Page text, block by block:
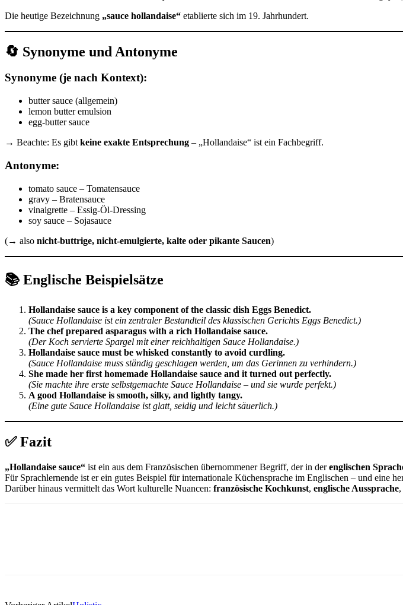
Die heutige Bezeichnung „sauce hollandaise“ etablierte sich im 19. Jahrhundert.
🔄 Synonyme und Antonyme
Synonyme (je nach Kontext):
butter sauce (allgemein)
lemon butter emulsion
egg-butter sauce
→ Beachte: Es gibt keine exakte Entsprechung – „Hollandaise“ ist ein Fachbegriff.
Antonyme:
tomato sauce – Tomatensauce
gravy – Bratensauce
vinaigrette – Essig-Öl-Dressing
soy sauce – Sojasauce
(→ also nicht-buttrige, nicht-emulgierte, kalte oder pikante Saucen)
📚 Englische Beispielsätze
Hollandaise sauce is a key component of the classic dish Eggs Benedict.
(Sauce Hollandaise ist ein zentraler Bestandteil des klassischen Gerichts Eggs Benedict.)
The chef prepared asparagus with a rich Hollandaise sauce.
(Der Koch servierte Spargel mit einer reichhaltigen Sauce Hollandaise.)
Hollandaise sauce must be whisked constantly to avoid curdling.
(Sauce Hollandaise muss ständig geschlagen werden, um das Gerinnen zu verhindern.)
She made her first homemade Hollandaise sauce and it turned out perfectly.
(Sie machte ihre erste selbstgemachte Sauce Hollandaise – und sie wurde perfekt.)
A good Hollandaise is smooth, silky, and lightly tangy.
(Eine gute Sauce Hollandaise ist glatt, seidig und leicht säuerlich.)
✅Fazit
„Hollandaise sauce“ ist ein aus dem Französischen übernommener Begriff, der in derenglischen
Für Sprachlernende ist er ein gutes Beispiel für internationale Küchensprache im Englischen – und eine
Darüber hinaus vermittelt das Wort kulturelle Nuancen: französische Kochkunst, englische Aussprache,